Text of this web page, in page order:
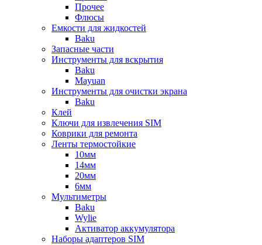
Прочее
Флюсы
Емкости для жидкостей
Baku
Запасные части
Инструменты для вскрытия
Baku
Mayuan
Инструменты для очистки экрана
Baku
Клей
Ключи для извлечения SIM
Коврики для ремонта
Ленты термостойкие
10мм
14мм
20мм
6мм
Мультиметры
Baku
Wylie
Активатор аккумулятора
Наборы адаптеров SIM